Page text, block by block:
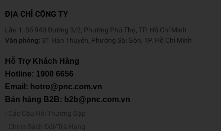
ĐỊA CHỈ CÔNG TY
Lầu 1, Số 940 Đường 3/2, Phường Phú Thọ, TP. Hồ Chí Minh
Văn phòng: 31 Hàn Thuyên, Phường Sài Gòn, TP. Hồ Chí Minh
Hỗ Trợ Khách Hàng
Hotline: 1900 6656
Email: hotro@pnc.com.vn
Bán hàng B2B: b2b@pnc.com.vn
Các Câu Hỏi Thường Gặp
Chính Sách Đổi/Trả Hàng